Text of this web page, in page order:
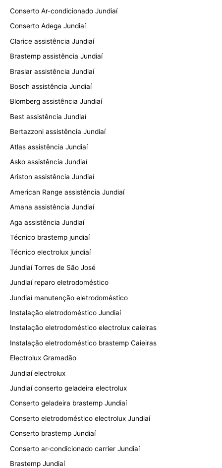
Conserto Ar-condicionado Jundiaí
Conserto Adega Jundiaí
Clarice assistência Jundiaí
Brastemp assistência Jundiaí
Braslar assistência Jundiaí
Bosch assistência Jundiaí
Blomberg assistência Jundiaí
Best assistência Jundiaí
Bertazzoni assistência Jundiaí
Atlas assistência Jundiaí
Asko assistência Jundiaí
Ariston assistência Jundiaí
American Range assistência Jundiaí
Amana assistência Jundiaí
Aga assistência Jundiaí
Técnico brastemp jundiaí
Técnico electrolux jundiaí
Jundiaí Torres de São José
Jundiaí reparo eletrodoméstico
Jundiaí manutenção eletrodoméstico
Instalação eletrodoméstico Jundiaí
Instalação eletrodoméstico electrolux caieiras
Instalação eletrodoméstico brastemp Caieiras
Electrolux Gramadão
Jundiaí electrolux
Jundiaí conserto geladeira electrolux
Conserto geladeira brastemp Jundiaí
Conserto eletrodoméstico electrolux Jundiaí
Conserto brastemp Jundiaí
Conserto ar-condicionado carrier Jundiaí
Brastemp Jundiaí